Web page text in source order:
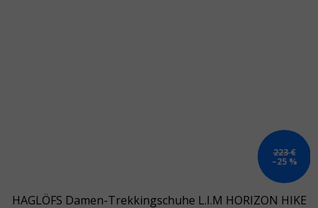
223 €
–25 %
HAGLÖFS Damen-Trekkingschuhe L.I.M HORIZON HIKE